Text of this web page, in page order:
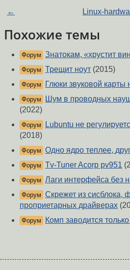
← Linux-
Похожие темы
Форум Знатокам, «хрустит
Форум Трещит ноут (2015)
Форум Глюки звуковой карты
Форум
Шум в проводных
(2022)
Форум
Lubuntu не
(2018)
Форум Одно ядро теплее,
Форум Tv-Tuner Acorp pv951
Форум Лаги интерфейса без
Форум Скрежет из сисблока,
проприетарных драйверах
Форум Комп заводится